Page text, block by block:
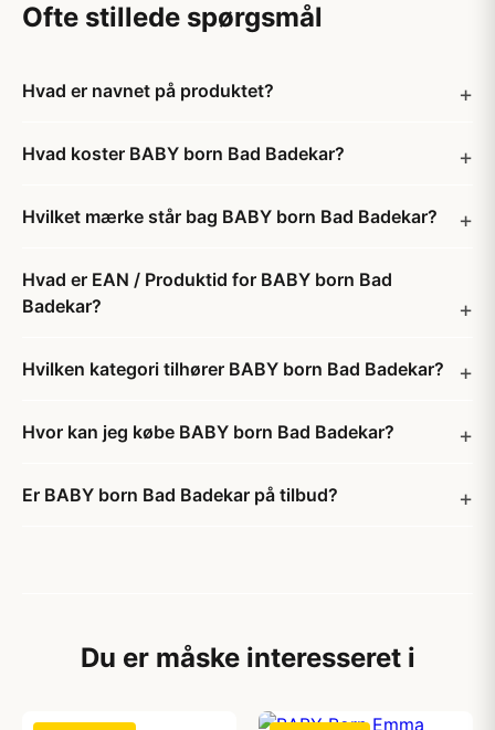
Ofte stillede spørgsmål
Hvad er navnet på produktet?
Hvad koster BABY born Bad Badekar?
Hvilket mærke står bag BABY born Bad Badekar?
Hvad er EAN / Produktid for BABY born Bad
Badekar?
Hvilken kategori tilhører BABY born Bad Badekar?
Hvor kan jeg købe BABY born Bad Badekar?
Er BABY born Bad Badekar på tilbud?
Du er måske interesseret i